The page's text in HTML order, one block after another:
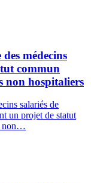
médecins
commun
non hospitaliers
salariés de
un projet de statut
non…